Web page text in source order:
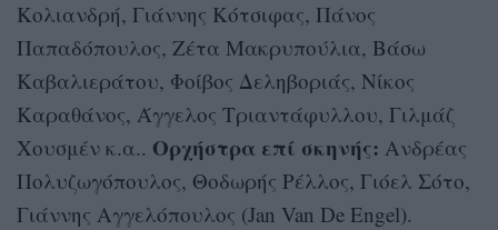
Κολιανδρή, Γιάννης Κότσιφας, Πάνος
Παπαδόπουλος, Ζέτα Μακρυπούλια, Βάσω
Καβαλιεράτου, Φοίβος Δεληβοριάς, Νίκος
Καραθάνος, Άγγελος Τριαντάφυλλου, Γιλμάζ
Χουσμέν κ.α.. Ορχήστρα επί σκηνής: Ανδρέας
Πολυζωγόπουλος, Θοδωρής Ρέλλος, Γιόελ Σότο,
Γιάννης Αγγελόπουλος (Jan Van De Engel).